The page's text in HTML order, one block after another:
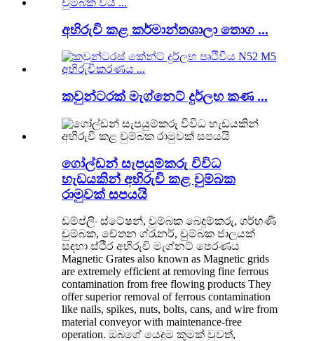
අභිරුචි කළ කර්මාන්තශාලා තොග ...
කවුන්ටරක් මැග්නෙට් දුර්ලභ කණ ...
ගෝල්ඩන් සැපයුම්කරු විවිධ
හැඩයකින් අභිරුචි කළ චුම්බක
රාමුවක් සපයයි
ඩම්ප්ලිං ස්ටේෂන්, චුම්බක බෙදුම්කරු, ගර්භණී
චුම්බක, චේතන ග්රැනර්, චුම්බක ජාලයක්
සඳහා ස්ථිර අභිරුචි මැග්නට් පෙරණය
Magnetic Grates also known as Magnetic grids
are extremely efficient at removing fine ferrous
contamination from free flowing products They
offer superior removal of ferrous contamination
like nails, spikes, nuts, bolts, cans, and wire from
material conveyor with maintenance-free
operation. ඔබගේ යෙදුම කුමක් වුවත්,